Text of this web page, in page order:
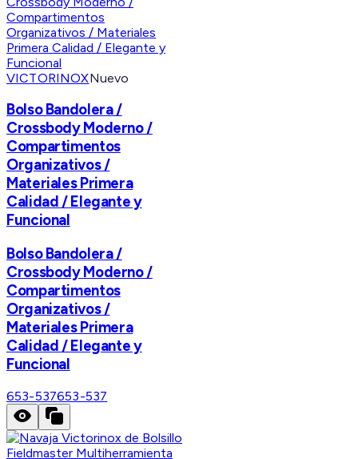
VICTORINOXNuevo
Bolso Bandolera /
Crossbody Moderno /
Compartimentos
Organizativos /
Materiales Primera
Calidad / Elegante y
Funcional
Bolso Bandolera /
Crossbody Moderno /
Compartimentos
Organizativos /
Materiales Primera
Calidad / Elegante y
Funcional
653-537653-537